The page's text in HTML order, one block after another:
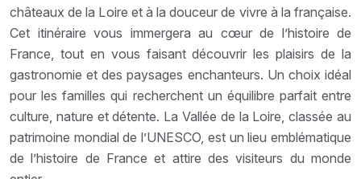
châteaux de la Loire et à la douceur de vivre à la française.
Cet itinéraire vous immergera au cœur de l’histoire de
France, tout en vous faisant découvrir les plaisirs de la
gastronomie et des paysages enchanteurs. Un choix idéal
pour les familles qui recherchent un équilibre parfait entre
culture, nature et détente. La Vallée de la Loire, classée au
patrimoine mondial de l’UNESCO, est un lieu emblématique
de l’histoire de France et attire des visiteurs du monde